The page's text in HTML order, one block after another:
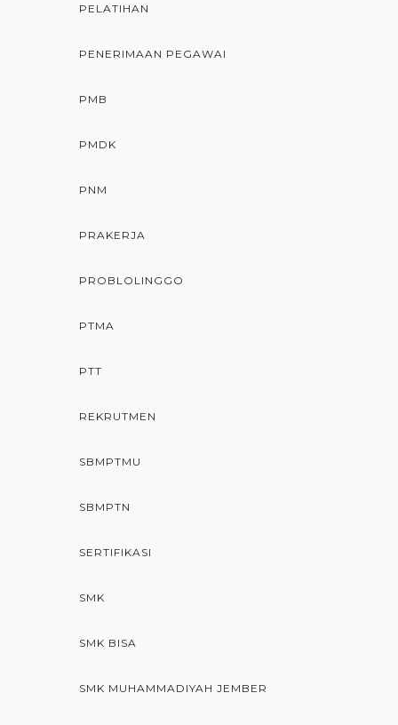
PELATIHAN
PENERIMAAN PEGAWAI
PMB
PMDK
PNM
PRAKERJA
PROBLOLINGGO
PTMA
PTT
REKRUTMEN
SBMPTMU
SBMPTN
SERTIFIKASI
SMK
SMK BISA
SMK MUHAMMADIYAH JEMBER